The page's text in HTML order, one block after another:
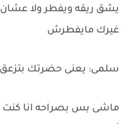
يشق ريقه ويفطر ولا
غيرك مايفطرش
سلمى: يعنى حضرتك بتزعق
ماشى بس بصراحه انا كنت